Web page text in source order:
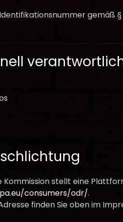
gemäß
Kommission stellt eine
consumers/odr/.
finden Sie oben im